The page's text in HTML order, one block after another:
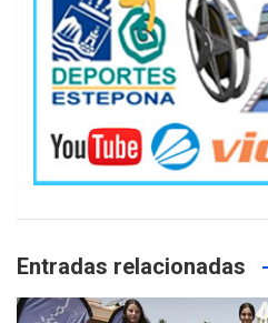
Entradas relacionadas